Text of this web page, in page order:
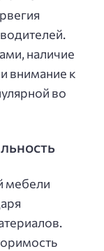
наличие
внимание к
во
мебели